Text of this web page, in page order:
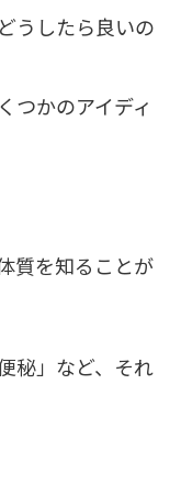
うしたら良いの
つかのアイディ
質を知ることが
秘」など、それ